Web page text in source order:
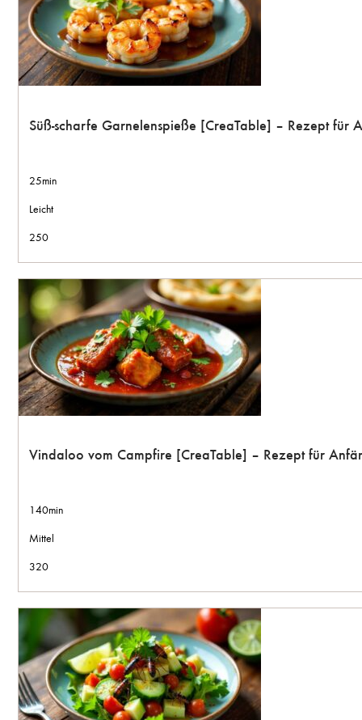
Süß-scharfe Garnelenspieße [CreaTable] – Rezept für
25min
Leicht
250
Vindaloo vom Campfire [CreaTable] – Rezept für
140min
Mittel
320